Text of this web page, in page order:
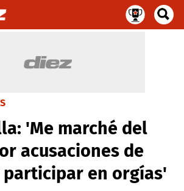
'Me marché del
acusaciones de
en orgías'